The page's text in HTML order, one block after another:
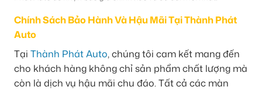
Chính Sách Bảo Hành Và Hậu Mãi Tại Thành Phát
Auto
Tại Thành Phát Auto, chúng tôi cam kết mang đến
cho khách hàng không chỉ sản phẩm chất lượng mà
còn là dịch vụ hậu mãi chu đáo. Tất cả các màn